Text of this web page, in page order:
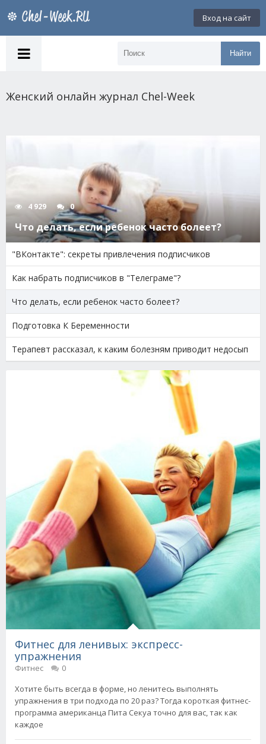
Вход на сайт
Найти
Женский онлайн журнал Chel-Week
"ВКонтакте": секреты привлечения подписчиков
Как набрать подписчиков в "Телеграме"?
4 929 0
Что делать, если ребенок часто болеет?
Что делать, если ребенок часто болеет?
Подготовка К Беременности
Терапевт рассказал, к каким болезням приводит недосып
Фитнес для ленивых: экспресс-
упражнения
Фитнес
0
Хотите быть всегда в форме, но ленитесь выполнять
упражнения в три подхода по 20 раз? Тогда короткая фитнес-
программа американца Пита Секуа точно для вас, так как
каждое